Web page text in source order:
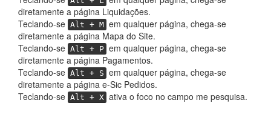
diretamente a página Liquidações.
Teclando-se Alt + M em qualquer página, chega-se
diretamente a página Mapa do Site.
Teclando-se Alt + P em qualquer página, chega-se
diretamente a página Pagamentos.
Teclando-se Alt + S em qualquer página, chega-se
diretamente a página e-Sic Pedidos.
Teclando-se Alt + X ativa o foco no campo me pesquisa.